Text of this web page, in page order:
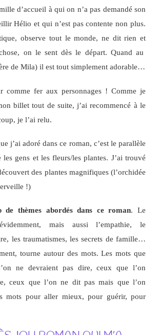
d’accueil à qui on n’a pas demandé son
Hélio et qui n’est pas contente non plus.
observe tout le monde, ne dit rien et
on le sent dès le départ. Quand au
de Mila) il est tout simplement adorable…
comme fer aux personnages ! Comme je
billet tout de suite, j’ai recommencé à le
je l’ai relu.
j’ai adoré dans ce roman, c’est le parallèle
les gens et les fleurs/les plantes. J’ai trouvé
des plantes magnifiques (l’orchidée
!)
thèmes abordés dans ce roman. Le
mais aussi l’empathie, le
les traumatismes, les secrets de famille…
tourne autour des mots. Les mots que
ne devraient pas dire, ceux que l’on
ceux que l’on ne dit pas mais que l’on
mots pour aller mieux, pour guérir, pour